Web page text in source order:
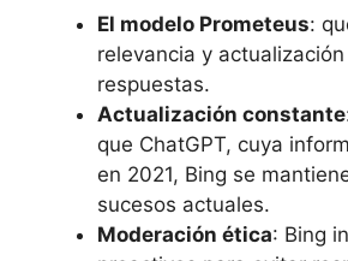
El modelo Prometeus:
relevancia y
respuestas.
Actualización constante
que ChatGPT, cuya
en 2021, Bing se
sucesos actuales.
Moderación ética: Bing